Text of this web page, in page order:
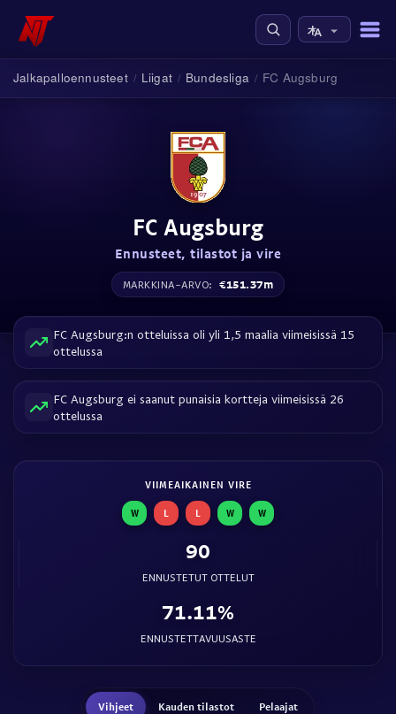
Jalkapalloennusteet / Liigat / Bundesliga / FC Augsburg
FC Augsburg
Ennusteet, tilastot ja vire
MARKKINA-ARVO: €151.37m
FC Augsburg:n otteluissa oli yli 1,5 maalia viimeisissä 15
ottelussa
FC Augsburg ei saanut punaisia kortteja viimeisissä 26
ottelussa
VIIMEAIKAINEN VIRE
W L L W W
90
ENNUSTETUT OTTELUT
71.11%
ENNUSTETTAVUUSASTE
Vihjeet Kauden tilastot Pelaajat